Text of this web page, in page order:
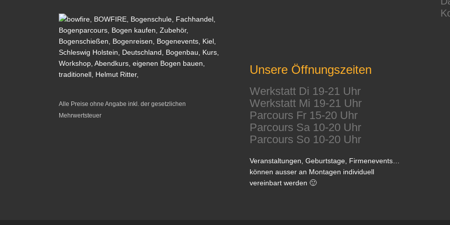
Alle Preise ohne Angabe inkl. der gesetzlichen
Mehrwertsteuer
Unsere Öffnungszeiten
Werkstatt Di 19-21 Uhr
Werkstatt Mi 19-21 Uhr
Parcours Fr 15-20 Uhr
Parcours Sa 10-20 Uhr
Parcours So 10-20 Uhr
Veranstaltungen, Geburtstage, Firmenevents…
können ausser an Montagen individuell
vereinbart werden 🙂